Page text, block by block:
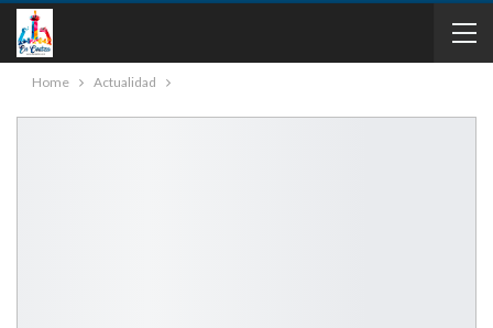
Home Actualidad